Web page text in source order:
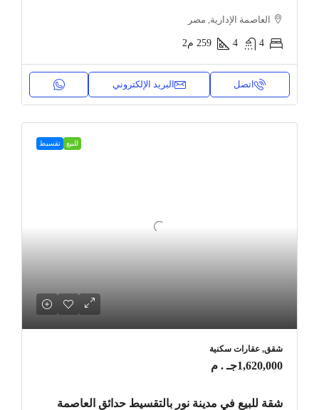
العاصمة الإدارية, مصر
4
4
259 م2
اتصل البريد الإلكتروني
للبيع تقسيط
شقق, عقارات سكنية
1,620,000جـ . م
شقة للبيع في مدينة نور بالتقسيط حدائق العاصمة